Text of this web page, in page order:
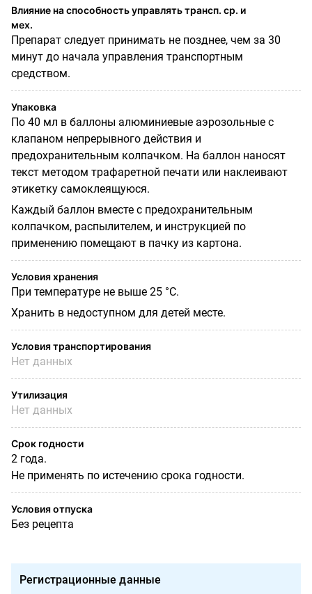
Влияние на способность управлять трансп. ср. и
мех.
Препарат следует принимать не позднее, чем за 30
минут до начала управления транспортным
средством.
Упаковка
По 40 мл в баллоны алюминиевые аэрозольные с
клапаном непрерывного действия и
предохранительным колпачком. На баллон наносят
текст методом трафаретной печати или наклеивают
этикетку самоклеящуюся.
Каждый баллон вместе с предохранительным
колпачком, распылителем, и инструкцией по
применению помещают в пачку из картона.
Условия хранения
При температуре не выше 25 °C.
Хранить в недоступном для детей месте.
Условия транспортирования
Нет данных
Утилизация
Нет данных
Срок годности
2 года.
Не применять по истечению срока годности.
Условия отпуска
Без рецепта
Регистрационные данные